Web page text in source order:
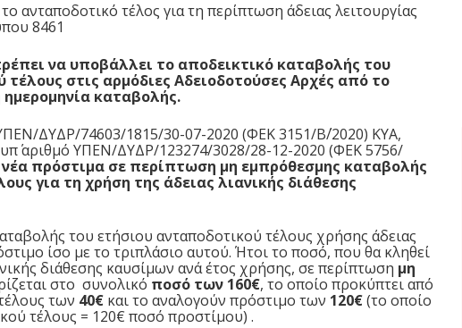
ανταποδοτικό τέλος για τη περίπτωση άδειας λειτουργίας
8461
να υποβάλλει το αποδεικτικό καταβολής του
στις αρμόδιες Αδειοδοτούσες Αρχές από το
καταβολής.
ΔΥΔΡ/74603/1815/30-07-2020 (ΦΕΚ 3151/Β΄/2020) ΚΥΑ,
αριθμό ΥΠΕΝ/ΔΥΔΡ/123274/3028/28-12-2020 (ΦΕΚ 5756/
πρόστιμα σε περίπτωση μη εμπρόθεσμης καταβολής
για τη χρήση της άδειας λιανικής διάθεσης
του ετήσιου ανταποδοτικού τέλους χρήσης άδειας
ίσο με το τριπλάσιο αυτού. Ήτοι το ποσό, που θα κληθεί
διάθεσης καυσίμων ανά έτος χρήσης, σε περίπτωση μη
στο συνολικό ποσό των 160€, το οποίο προκύπτει από
των 40€ και το αναλογούν πρόστιμο των 120€(το οποίο
τέλους = 120€ ποσό προστίμου) .